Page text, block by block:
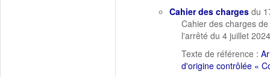
Cahier des charges du
Cahier des charges
l'arrêté du 4 juillet
Texte de référence :
d'origine contrôlée «